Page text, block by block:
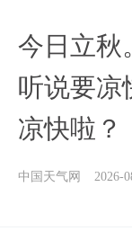
今日立秋
听说要凉
凉快啦？
中国天气网 2026-